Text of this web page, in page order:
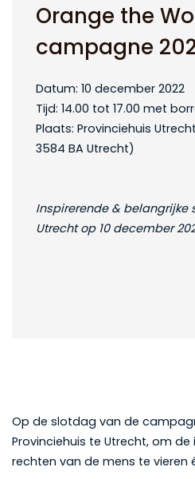
Orange the
campagne
Datum: 10 december 2022
Tijd: 14.00 tot 17.00 met
Plaats: Provinciehuis
3584 BA Utrecht)
Inspirerende & belangrijke
Utrecht op 10 december
Op de slotdag van de
Provinciehuis te Utrecht, om
rechten van de mens te vieren